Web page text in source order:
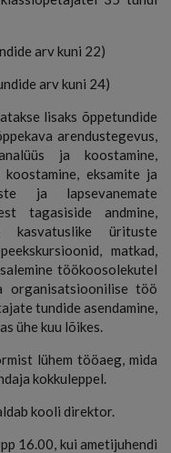
arv kuni 22)
arv kuni 24)
lisaks õppetundide
arendustegevus,
ja koostamine,
eksamite ja
ja lapsevanemate
tagasiside andmine,
ürituste
matkad,
töökoosolekutel
organisatsioonilise töö
tundide asendamine,
ühe kuu lõikes.
lühem tööaeg, mida
kokkuleppel.
kooli direktor.
16.00, kui ametijuhendi